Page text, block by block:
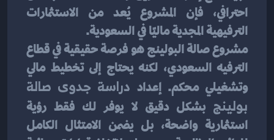
الترفيهية المجدية ماليًا في السعودية.
وتشغيلي محكم. إعداد
بولينج